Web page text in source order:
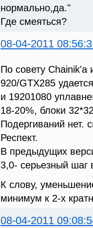
нормально,да."
Где смеяться?
08-04-2011
По совету
920/GTX285
и 19201080
18-20%, блоки
Подергиваний нет.
Респект.
В предыдущих
3,0- серьезный шаг
К слову,
минимум к 2-х
08-04-2011